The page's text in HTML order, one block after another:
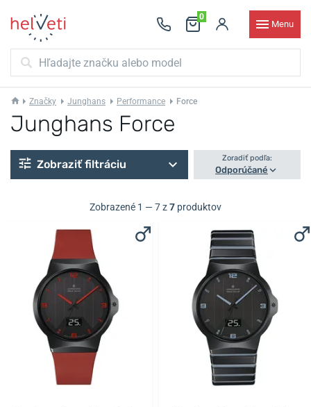
0
Menu
Značky Junghans Performance Force
Junghans Force
Zobraziť filtráciu Zoradiť podľa:
Odporúčané
Zobrazené 1 — 7 z7 produktov